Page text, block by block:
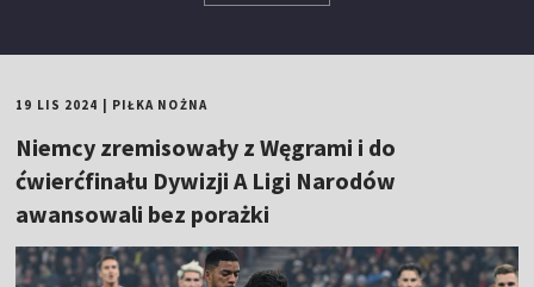
19 LIS 2024 PIŁKA NOŻNA
Niemcy zremisowały z Węgrami i do
ćwierćfinału Dywizji A Ligi Narodów
awansowali bez porażki